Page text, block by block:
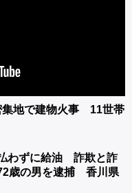
集地で建物火事 11世帯
わずに給油 詐欺と詐
歳の男を逮捕 香川県